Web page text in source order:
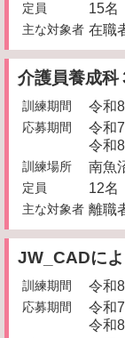
定員 15名
主な対象者 在職
介護員養成科
訓練期間 令和
応募期間
令和
令和
訓練場所 南魚
定員 12名
主な対象者 離職
JW_CADによ
訓練期間 令和
応募期間
令和
令和